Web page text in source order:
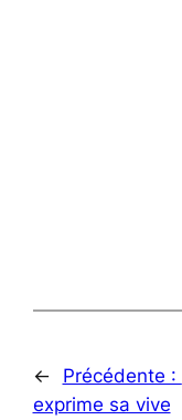
← Précédente :
exprime sa vive